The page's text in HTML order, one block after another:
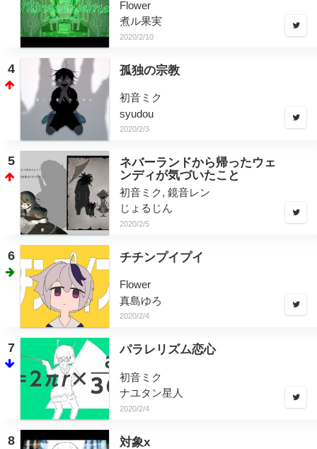
Flower
煮ル果実
2020/2/10
4 孤独の宗教
初音ミク
syudou
2020/2/3
5
ネバーランドから帰ったウェ
ンディが気づいたこと
初音ミク, 鏡音レン
じょるじん
2020/2/5
6 チチンプイプイ
Flower
真島ゆろ
2020/2/4
7 パラレリズム恋心
初音ミク
ナユタン星人
2020/2/4
8 対象x